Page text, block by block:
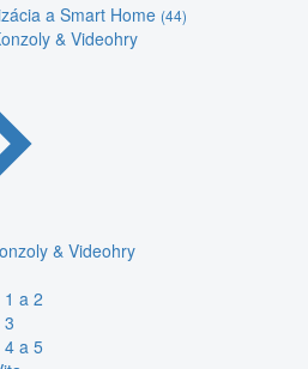
a Smart Home (44)
& Videohry
& Videohry
1 a 2
3
4 a 5